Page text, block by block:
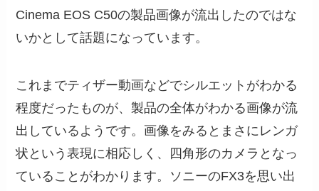
Cinema EOS C50の製品画像が流出したのではな
いかとして話題になっています。
これまでティザー動画などでシルエットがわかる
程度だったものが、製品の全体がわかる画像が流
出しているようです。画像をみるとまさにレンガ
状という表現に相応しく、四角形のカメラとなっ
ていることがわかります。ソニーのFX3を思い出